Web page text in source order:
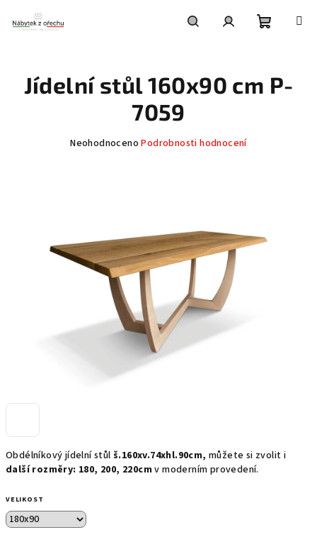
obsah
košík
Obdélníkový jídelní stůl š.160xv.74xhl.90cm,můžete si zvolit i
další rozměry: 180, 200, 220cmv moderním provedení.
VELIKOST
Jídelní stůl 160x90 cm P-
7059
Průměrné
hvězdiček.
Neohodnoceno Podrobnosti hodnocení